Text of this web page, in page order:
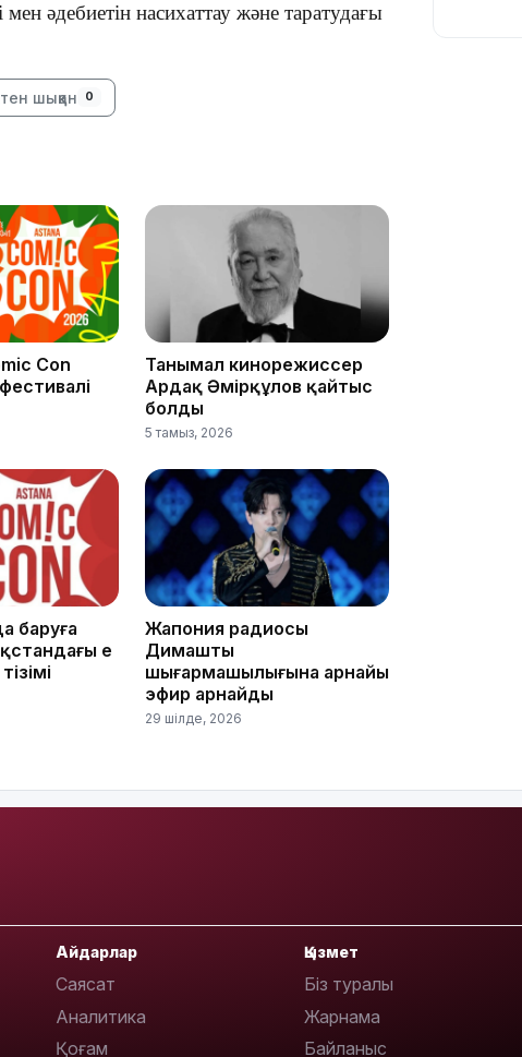
әдебиетін насихаттау және таратудағы
шыққан 0
Con
Танымал кинорежиссер
Ардақ Әмірқұлов қайтыс
болды
5 тамыз, 2026
баруға
ең
Жапония радиосы
Димаштың
шығармашылығына арнайы
эфир арнайды
29 шілде, 2026
Айдарлар
Саясат
Аналитика
Қоғам
Қызмет
Біз туралы
Жарнама
Байланыс